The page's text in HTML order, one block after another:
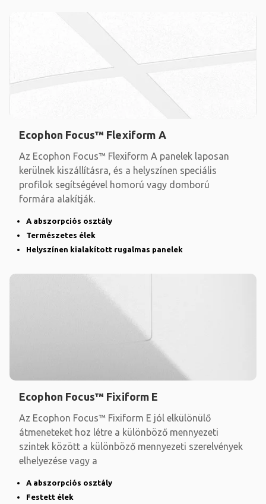
Ecophon Focus™ Flexiform A
Az Ecophon Focus™ Flexiform A panelek laposan
kerülnek kiszállításra, és a helyszínen speciális
profilok segítségével homorú vagy domború
formára alakítják.
A abszorpciós osztály
Természetes élek
Helyszínen kialakított rugalmas panelek
Ecophon Focus™ Fixiform E
Az Ecophon Focus™ Fixiform E jól elkülönülő
átmeneteket hoz létre a különböző mennyezeti
szintek között a különböző mennyezeti szerelvények
elhelyezése vagy a
A abszorpciós osztály
Festett élek